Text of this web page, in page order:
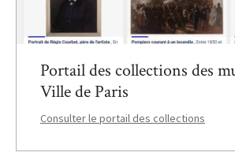
Portail des collections des
Ville de Paris
Consulter le portail des collections